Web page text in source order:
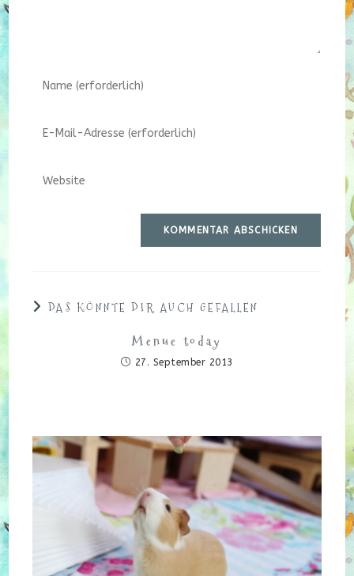
Gib
oder
Kommentieren
Gib
Mail-
Gib
DAS KÖNNTE DIR AUCH GEFALLEN
Menue today
27. September 2013